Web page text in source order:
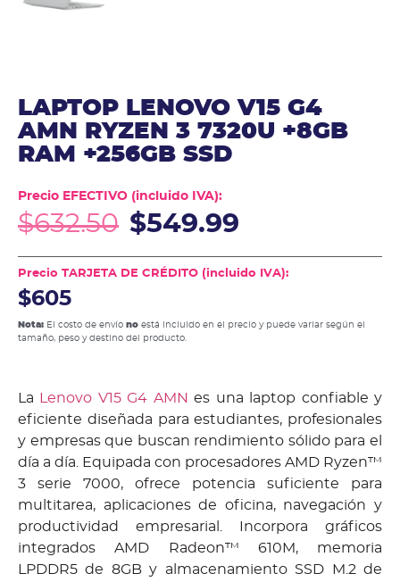
LAPTOP LENOVO V15 G4
AMN RYZEN 3 7320U +8GB
RAM +256GB SSD
Precio EFECTIVO (incluido IVA):
$632.50 $549.99
Precio TARJETA DE CRÉDITO (incluido IVA):
$605
Nota: El costo de envío no está incluido en el precio y puede variar según el
tamaño, peso y destino del producto.
La Lenovo V15 G4 AMN es una laptop confiable y
eficiente diseñada para estudiantes, profesionales
y empresas que buscan rendimiento sólido para el
día a día. Equipada con procesadores AMD Ryzen™
3 serie 7000, ofrece potencia suficiente para
multitarea, aplicaciones de oficina, navegación y
productividad empresarial. Incorpora gráficos
integrados AMD Radeon™ 610M, memoria
LPDDR5 de 8GB y almacenamiento SSD M.2 de